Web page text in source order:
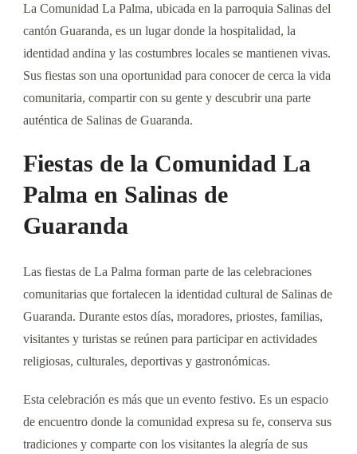
La Comunidad La Palma, ubicada en la parroquia Salinas del
cantón Guaranda, es un lugar donde la hospitalidad, la
identidad andina y las costumbres locales se mantienen vivas.
Sus fiestas son una oportunidad para conocer de cerca la vida
comunitaria, compartir con su gente y descubrir una parte
auténtica de Salinas de Guaranda.
Fiestas de la Comunidad La
Palma en Salinas de
Guaranda
Las fiestas de La Palma forman parte de las celebraciones
comunitarias que fortalecen la identidad cultural de Salinas de
Guaranda. Durante estos días, moradores, priostes, familias,
visitantes y turistas se reúnen para participar en actividades
religiosas, culturales, deportivas y gastronómicas.
Esta celebración es más que un evento festivo. Es un espacio
de encuentro donde la comunidad expresa su fe, conserva sus
tradiciones y comparte con los visitantes la alegría de sus